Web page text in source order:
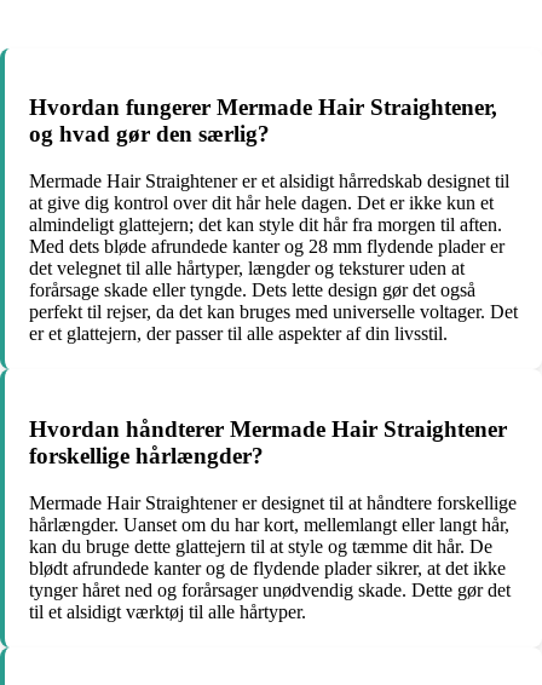
Hvordan fungerer Mermade Hair Straightener,
og hvad gør den særlig?
Mermade Hair Straightener er et alsidigt hårredskab designet til
at give dig kontrol over dit hår hele dagen. Det er ikke kun et
almindeligt glattejern; det kan style dit hår fra morgen til aften.
Med dets bløde afrundede kanter og 28 mm flydende plader er
det velegnet til alle hårtyper, længder og teksturer uden at
forårsage skade eller tyngde. Dets lette design gør det også
perfekt til rejser, da det kan bruges med universelle voltager. Det
er et glattejern, der passer til alle aspekter af din livsstil.
Hvordan håndterer Mermade Hair Straightener
forskellige hårlængder?
Mermade Hair Straightener er designet til at håndtere forskellige
hårlængder. Uanset om du har kort, mellemlangt eller langt hår,
kan du bruge dette glattejern til at style og tæmme dit hår. De
blødt afrundede kanter og de flydende plader sikrer, at det ikke
tynger håret ned og forårsager unødvendig skade. Dette gør det
til et alsidigt værktøj til alle hårtyper.